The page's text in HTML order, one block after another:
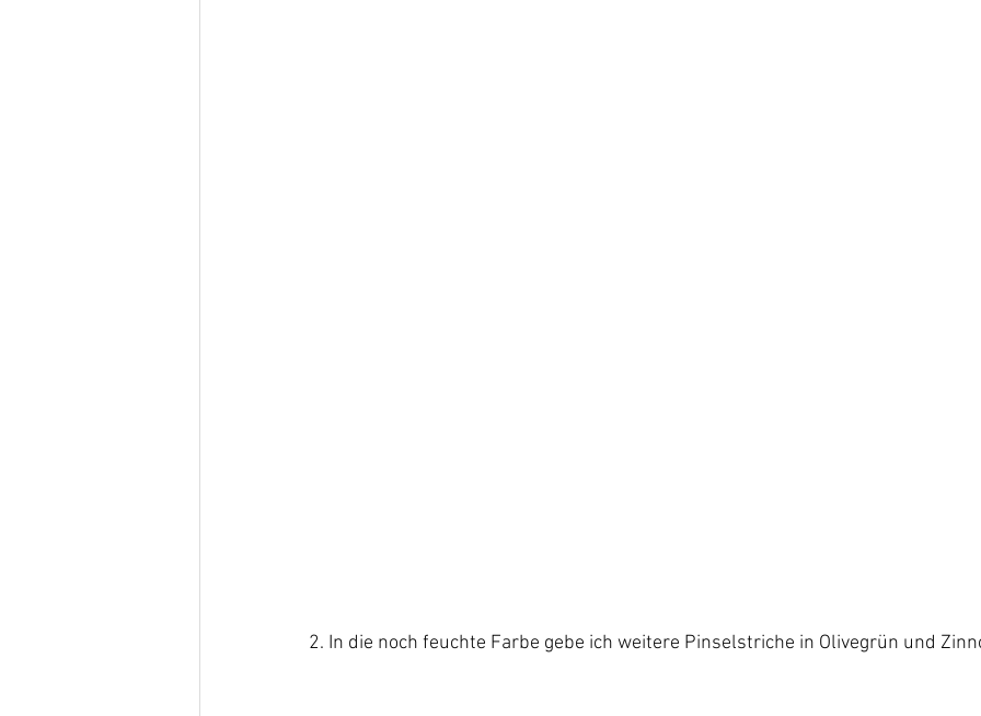
2. In die noch feuchte Farbe gebe ich weitere Pinselstriche in Olivegrün und